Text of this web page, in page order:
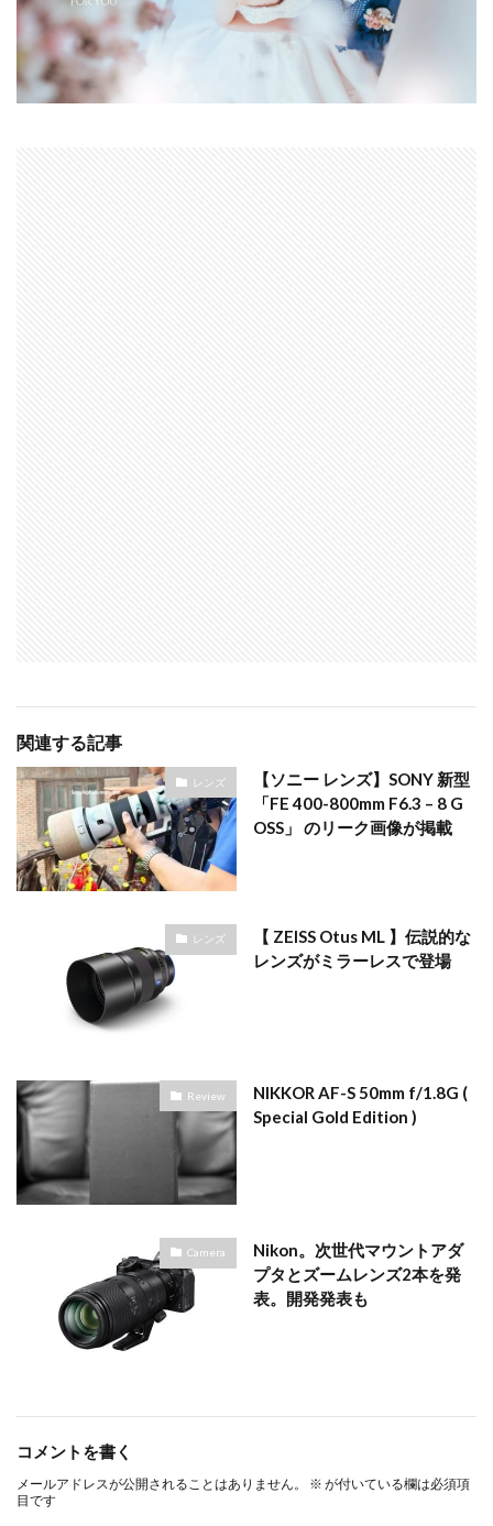
関連する記事
レンズ
【ソニー レンズ】SONY 新型
「FE 400-800mm F6.3 – 8 G
OSS」 のリーク画像が掲載
レンズ
【 ZEISS Otus ML 】伝説的な
レンズがミラーレスで登場
Review
NIKKOR AF-S 50mm f/1.8G (
Special Gold Edition )
Camera
Nikon。次世代マウントアダ
プタとズームレンズ2本を発
表。開発発表も
コメントを書く
メールアドレスが公開されることはありません。 ※ が付いている欄は必須項
目です